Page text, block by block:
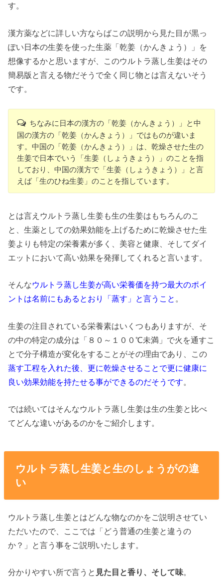
す。
漢方薬などに詳しい方ならばこの説明から見た目が黒っ
ぽい日本の生姜を使った生薬「乾姜（かんきょう）」を
想像するかと思いますが、このウルトラ蒸し生姜はその
簡易版と言える物だそうで全く同じ物とは言えないそう
です。
ちなみに日本の漢方の「乾姜（かんきょう）」と中
国の漢方の「乾姜（かんきょう）」ではものが違いま
す。中国の「乾姜（かんきょう）」は、乾燥させた生の
生姜で日本でいう「生姜（しょうきょう）」のことを指
しており、中国の漢方で「生姜（しょうきょう）」と言
えば「生のひね生姜」のことを指しています。
とは言えウルトラ蒸し生姜も生の生姜はもちろんのこ
と、生薬としての効果効能を上げるために乾燥させた生
姜よりも特定の栄養素が多く、美容と健康、そしてダイ
エットにおいて高い効果を発揮してくれると言います。
そんなウルトラ蒸し生姜が高い栄養価を持つ最大のポイ
ントは名前にもあるとおり「蒸す」と言うこと 。
生姜の注目されている栄養素はいくつもありますが、そ
の中の特定の成分は「８０～１００℃未満」で火を通すこ
とで分子構造が変化をすることがその理由であり、この
蒸す工程を入れた後、更に乾燥させることで更に健康に
良い効果効能を持たせる事ができるのだそうです。
では続いてはそんなウルトラ蒸し生姜は生の生姜と比べ
てどんな違いがあるのかをご紹介します。
ウルトラ蒸し生姜と生のしょうがの違
い
ウルトラ蒸し生姜とはどんな物なのかをご説明させてい
ただいたので、ここでは「どう普通の生姜と違うの
か？」と言う事をご説明いたします。
分かりやすい所で言うと 見た目と香り、そして味。